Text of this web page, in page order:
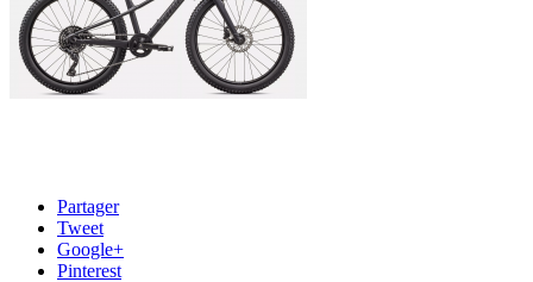
Partager
Tweet
Google+
Pinterest